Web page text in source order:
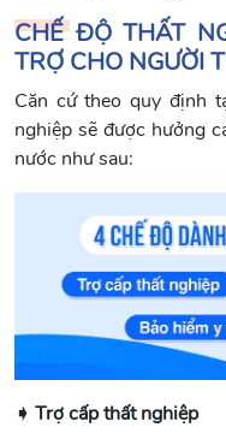
CHẾ ĐỘ THẤT
TRỢ CHO NGƯỜI
Căn cứ theo quy định
nghiệp sẽ được hưởng
nước như sau:
➧ Trợ cấp thất nghiệp